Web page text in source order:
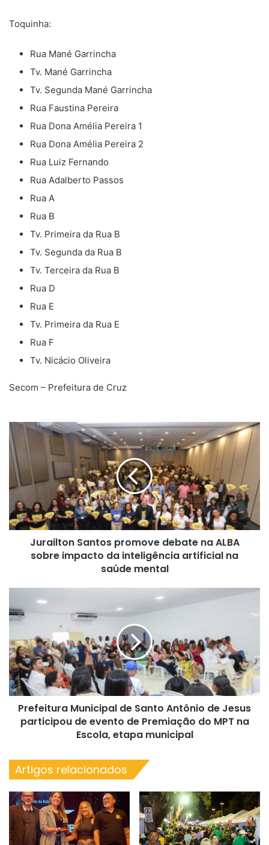
Toquinha:
Rua Mané Garrincha
Tv. Mané Garrincha
Tv. Segunda Mané Garrincha
Rua Faustina Pereira
Rua Dona Amélia Pereira 1
Rua Dona Amélia Pereira 2
Rua Luiz Fernando
Rua Adalberto Passos
Rua A
Rua B
Tv. Primeira da Rua B
Tv. Segunda da Rua B
Tv. Terceira da Rua B
Rua D
Rua E
Tv. Primeira da Rua E
Rua F
Tv. Nicácio Oliveira
Secom – Prefeitura de Cruz
Jurailton
Santos
promove
debate
na
ALBA
sobre
impacto
da
inteligência
artificial
Jurailton Santos promove debate na ALBA
sobre impacto da inteligência artificial na
saúde mental
Municipal
de
Antônio
de
Jesus
participou
de
evento
na
Escola,
etapa
municipal
Prefeitura Municipal de Santo Antônio de Jesus
participou de evento de Premiação do MPT na
Escola, etapa municipal
Artigos relacionados